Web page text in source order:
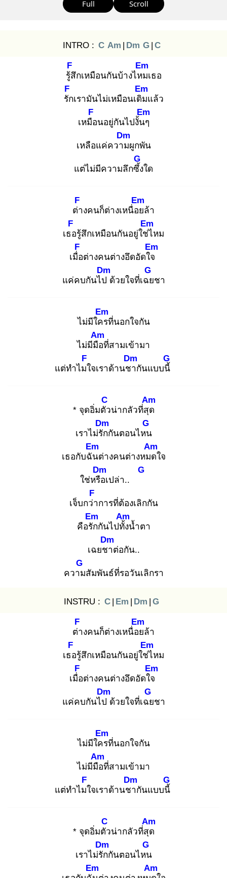
Full Scroll
INTRO : C Am | Dm G | C
รู้สึ
F
กเหมือนกันบ้างไหม
Em
เธอ
รัก
F
เรามันไม่เหมือนเดิม
Em
แล้ว
เหมือ
F
นอยู่กันไปงั้นๆ
Em
เหลือแค่ความ
Dm
ผูกพัน
แต่ไม่มีความลึกซึ้ง
G
ใด
ต่า
F
งคนก็ต่างเหนื่อย
Em
ล้า
เธอ
F
รู้สึกเหมือนกันอยู่ใช่ไ
Em
หม
เมื่อ
F
ต่างคนต่างอึดอัดใจ
Em
แค่คบกันไป
Dm
ด้วยใจที่เฉย
G
ชา
ไม่มีใคร
Em
ที่นอกใจกัน
ไม่มีมือ
Am
ที่สามเข้ามา
แต่ทำไมใ
F
จเราด้านชา
Dm
กันแบบนี้
G
* จุดอิ่มตัว
C
น่ากลัวที่สุด
Am
เราไม่รัก
Dm
กันตอนไหน
G
เธอกับฉัน
Em
ต่างคนต่างหมด
Am
ใจ
ใช่หรือ
Dm
เปล่า..
G
เจ็บกว่า
F
การที่ต้องเลิกกัน
คือรัก
Em
กันไปทั้ง
Am
น้ำตา
เฉยชา
Dm
ต่อกัน..
ความ
G
สัมพันธ์ที่รอวันเลิกรา
INSTRU : C | Em | Dm | G
ต่า
F
งคนก็ต่างเหนื่อย
Em
ล้า
เธอ
F
รู้สึกเหมือนกันอยู่ใช่ไ
Em
หม
เมื่อ
F
ต่างคนต่างอึดอัดใจ
Em
แค่คบกันไป
Dm
ด้วยใจที่เฉย
G
ชา
ไม่มีใคร
Em
ที่นอกใจกัน
ไม่มีมือ
Am
ที่สามเข้ามา
แต่ทำไมใ
F
จเราด้านชา
Dm
กันแบบนี้
G
* จุดอิ่มตัว
C
น่ากลัวที่สุด
Am
เราไม่รัก
Dm
กันตอนไหน
G
Em
Am